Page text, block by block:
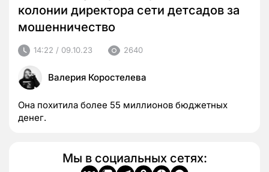
колонии директора сети детсадов за
мошенничество
14:22 / 09.10.23 2640
Валерия Коростелева
Она похитила более 55 миллионов бюджетных
денег.
Мы в социальных сетях: